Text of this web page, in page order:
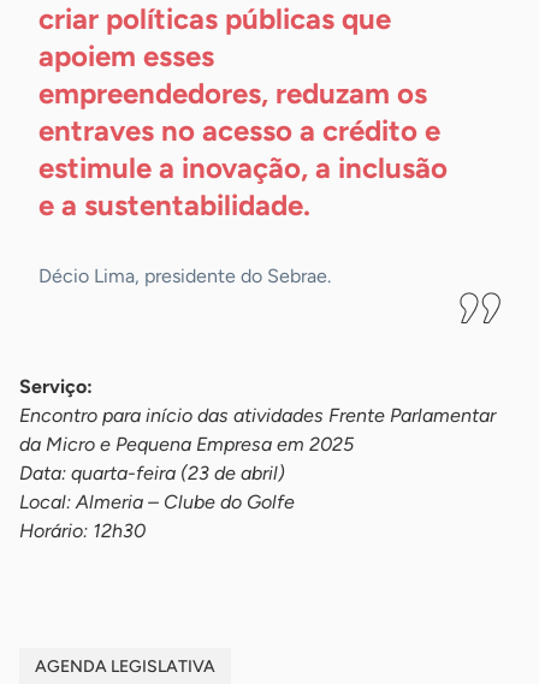
criar políticas públicas que
apoiem esses
empreendedores, reduzam os
entraves no acesso a crédito e
estimule a inovação, a inclusão
e a sustentabilidade.
Décio Lima, presidente do Sebrae.
Serviço:
Encontro para início das atividades Frente Parlamentar
da Micro e Pequena Empresa em 2025
Data: quarta-feira (23 de abril)
Local: Almeria – Clube do Golfe
Horário: 12h30
AGENDA LEGISLATIVA